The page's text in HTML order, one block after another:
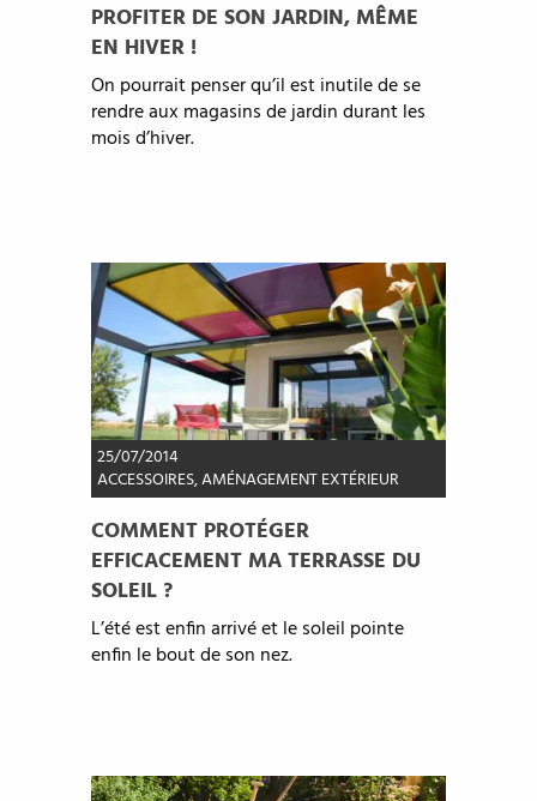
PROFITER DE SON JARDIN, MÊME
EN HIVER !
On pourrait penser qu’il est inutile de se
rendre aux magasins de jardin durant les
mois d’hiver.
25/07/2014
ACCESSOIRES,AMÉNAGEMENT EXTÉRIEUR
COMMENT PROTÉGER
EFFICACEMENT MA TERRASSE DU
SOLEIL ?
L’été est enfin arrivé et le soleil pointe
enfin le bout de son nez.